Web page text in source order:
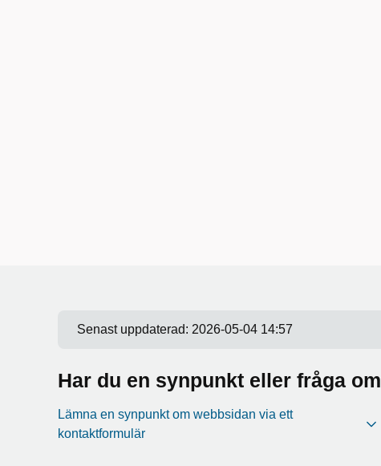
Senast uppdaterad: 2026-05-04 14:57
Har du en synpunkt eller fråga
Lämna en synpunkt om webbsidan via ett
kontaktformulär